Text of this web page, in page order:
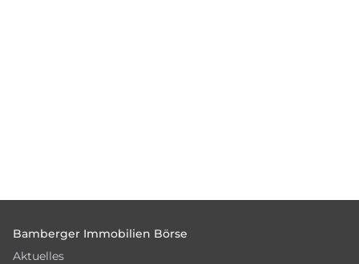
Bamberger Immobilien Börse
Aktuelles